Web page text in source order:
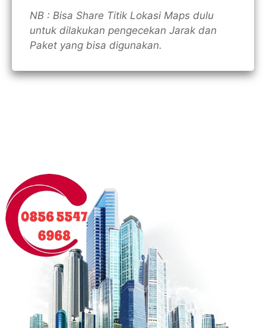
NB : Bisa Share Titik Lokasi Maps dulu
untuk dilakukan pengecekan Jarak dan
Paket yang bisa digunakan.